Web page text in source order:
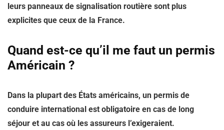
leurs panneaux de signalisation routière sont plus
explicites que ceux de la France.
Quand est-ce qu’il me faut un permis
Américain ?
Dans la plupart des États américains, un permis de
conduire international est obligatoire en cas de long
séjour et au cas où les assureurs l’exigeraient.